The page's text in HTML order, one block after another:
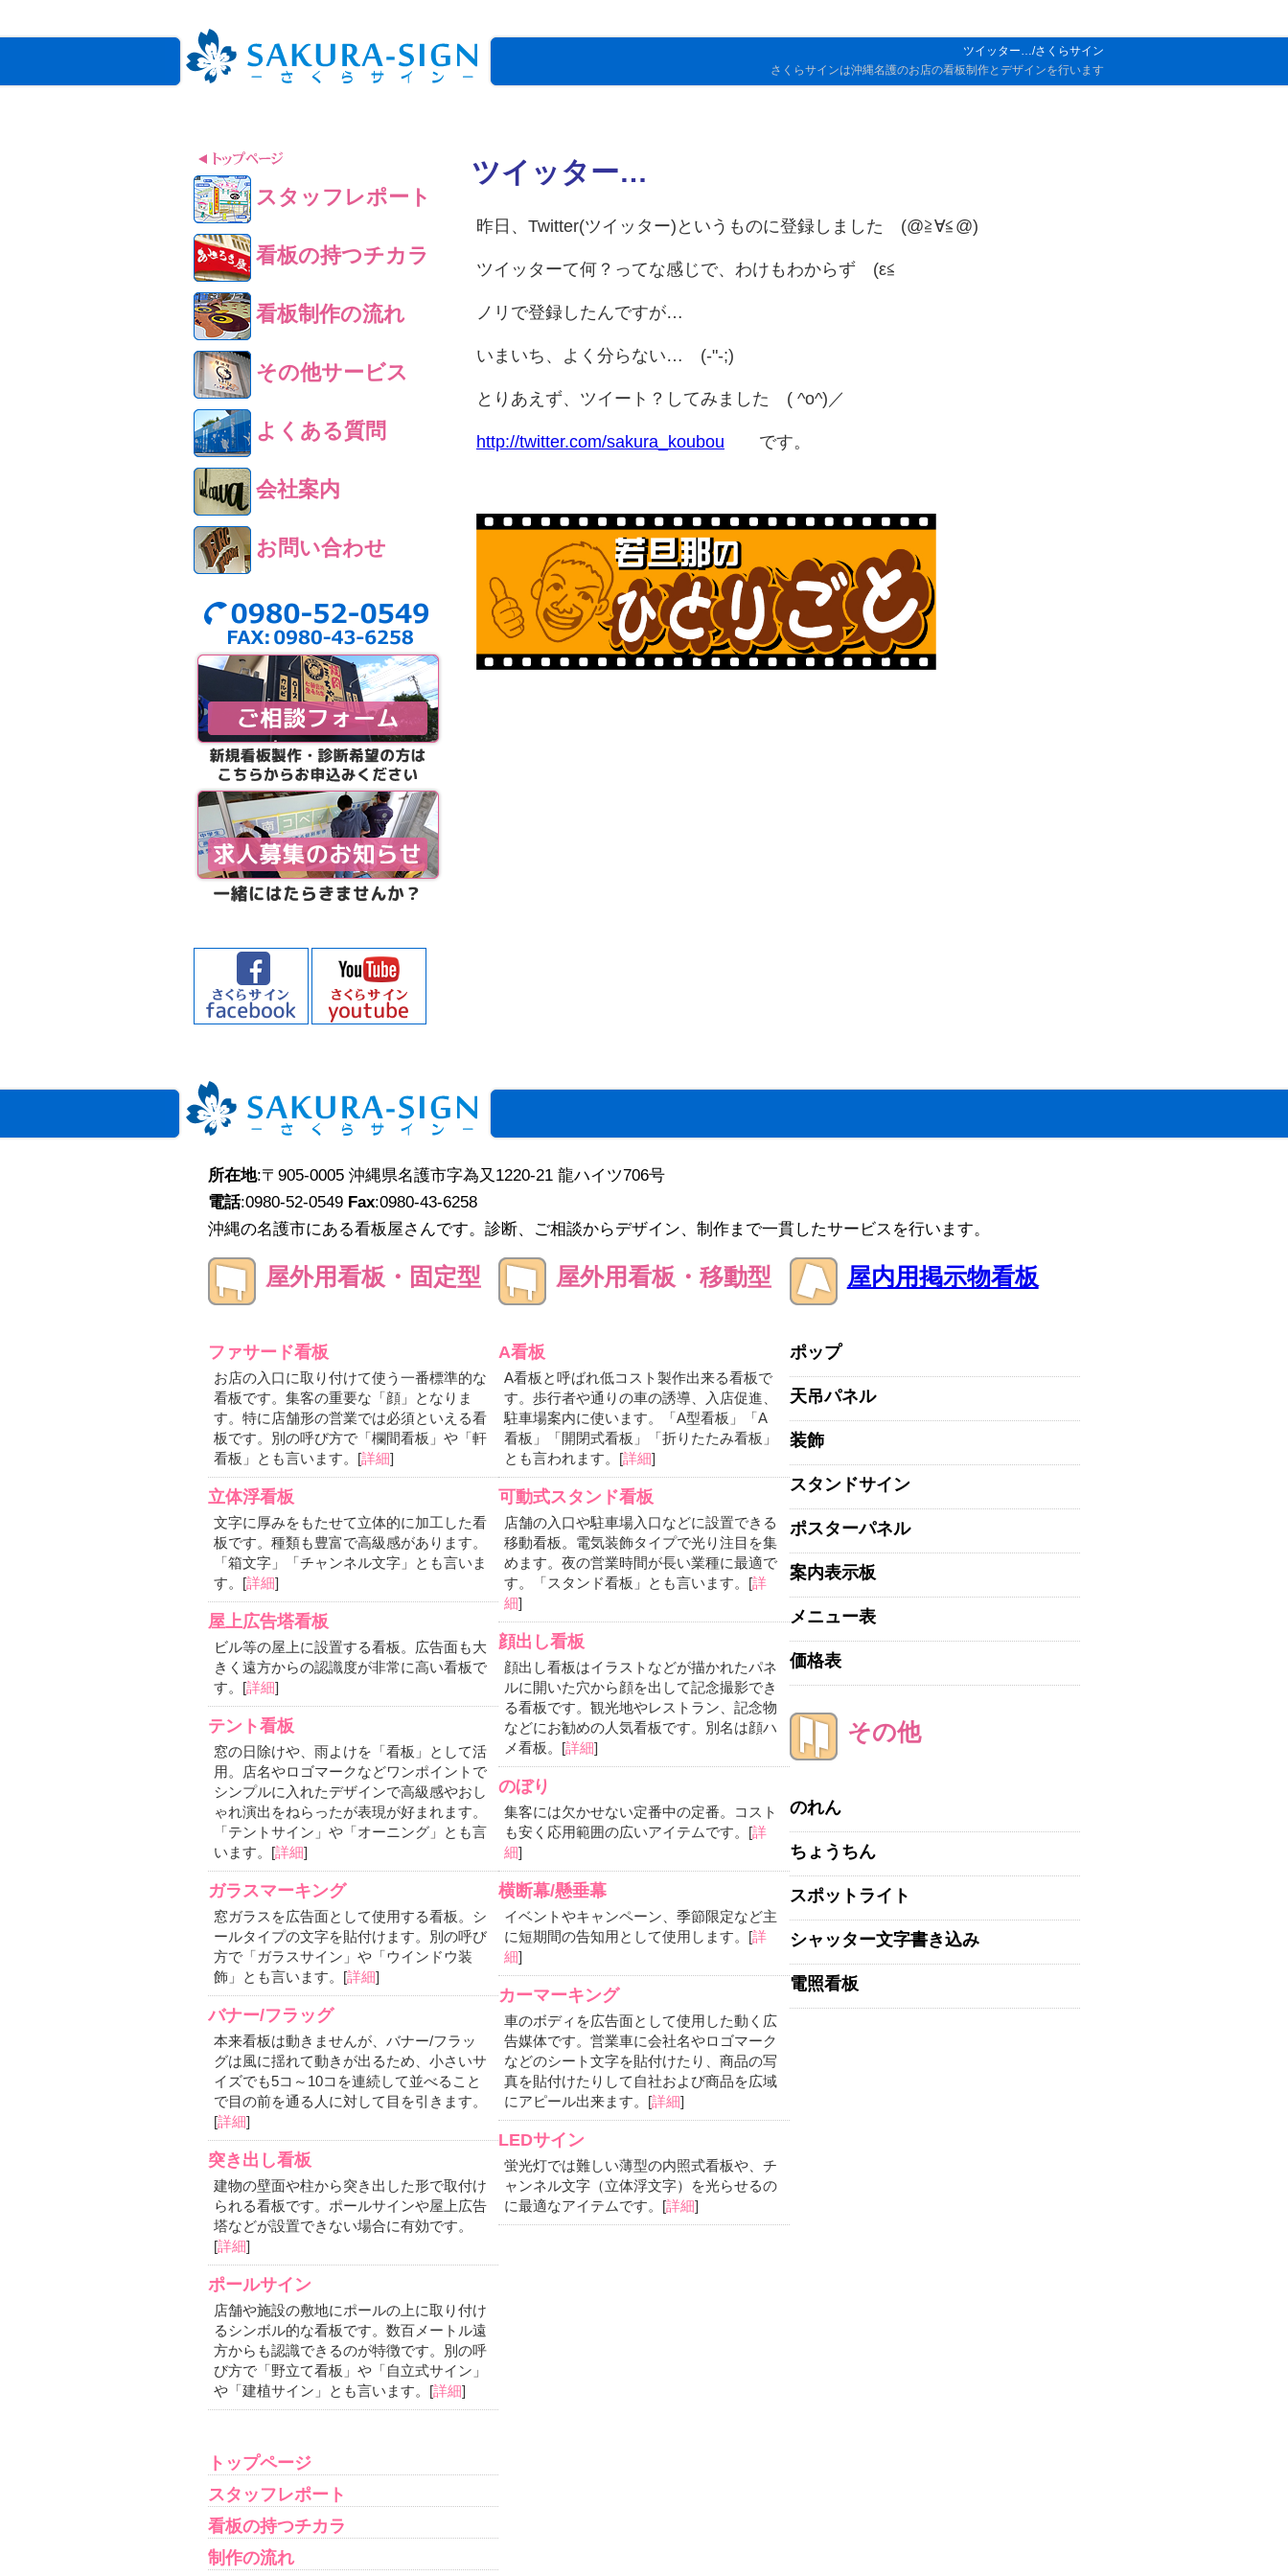
ツイッター…/さくらサイン
さくらサインは沖縄名護のお店の看板制作とデザインを行います
ツイッター…
昨日、Twitter(ツイッター)というものに登録しました (@≧∀≦@)
ツイッターて何？ってな感じで、わけもわからず (ε≦
ノリで登録したんですが…
いまいち、よく分らない… (-"-;)
とりあえず、ツイート？してみました ( ^o^)／
http://twitter.com/sakura_koubou です。
スタッフレポート
看板の持つチカラ
看板制作の流れ
その他サービス
よくある質問
会社案内
お問い合わせ
所在地:〒905-0005 沖縄県名護市字為又1220-21 龍ハイツ706号
電話:0980-52-0549 Fax:0980-43-6258
沖縄の名護市にある看板屋さんです。診断、ご相談からデザイン、制作まで一貫したサービスを行います。
屋外用看板・固定型
ファサード看板
お店の入口に取り付けて使う一番標準的な
看板です。集客の重要な「顔」となりま
す。特に店舗形の営業では必須といえる看
板です。別の呼び方で「欄間看板」や「軒
看板」とも言います。[詳細]
立体浮看板
文字に厚みをもたせて立体的に加工した看
板です。種類も豊富で高級感があります。
「箱文字」「チャンネル文字」とも言いま
す。[詳細]
屋上広告塔看板
ビル等の屋上に設置する看板。広告面も大
きく遠方からの認識度が非常に高い看板で
す。[詳細]
テント看板
窓の日除けや、雨よけを「看板」として活
用。店名やロゴマークなどワンポイントで
シンプルに入れたデザインで高級感やおし
ゃれ演出をねらったが表現が好まれます。
「テントサイン」や「オーニング」とも言
います。[詳細]
ガラスマーキング
窓ガラスを広告面として使用する看板。シ
ールタイプの文字を貼付けます。別の呼び
方で「ガラスサイン」や「ウインドウ装
飾」とも言います。[詳細]
バナー/フラッグ
本来看板は動きませんが、バナー/フラッ
グは風に揺れて動きが出るため、小さいサ
イズでも5コ～10コを連続して並べること
で目の前を通る人に対して目を引きます。
[詳細]
突き出し看板
建物の壁面や柱から突き出した形で取付け
られる看板です。ポールサインや屋上広告
塔などが設置できない場合に有効です。
[詳細]
ポールサイン
店舗や施設の敷地にポールの上に取り付け
るシンボル的な看板です。数百メートル遠
方からも認識できるのが特徴です。別の呼
び方で「野立て看板」や「自立式サイン」
や「建植サイン」とも言います。[詳細]
屋外用看板・移動型
A看板
A看板と呼ばれ低コスト製作出来る看板で
す。歩行者や通りの車の誘導、入店促進、
駐車場案内に使います。「A型看板」「A
看板」「開閉式看板」「折りたたみ看板」
とも言われます。[詳細]
可動式スタンド看板
店舗の入口や駐車場入口などに設置できる
移動看板。電気装飾タイプで光り注目を集
めます。夜の営業時間が長い業種に最適で
す。「スタンド看板」とも言います。[詳
細]
顔出し看板
顔出し看板はイラストなどが描かれたパネ
ルに開いた穴から顔を出して記念撮影でき
る看板です。観光地やレストラン、記念物
などにお勧めの人気看板です。別名は顔ハ
メ看板。[詳細]
のぼり
集客には欠かせない定番中の定番。コスト
も安く応用範囲の広いアイテムです。[詳
細]
横断幕/懸垂幕
イベントやキャンペーン、季節限定など主
に短期間の告知用として使用します。[詳
細]
カーマーキング
車のボディを広告面として使用した動く広
告媒体です。営業車に会社名やロゴマーク
などのシート文字を貼付けたり、商品の写
真を貼付けたりして自社および商品を広域
にアピール出来ます。[詳細]
LEDサイン
蛍光灯では難しい薄型の内照式看板や、チ
ャンネル文字（立体浮文字）を光らせるの
に最適なアイテムです。[詳細]
屋内用掲示物看板
ポップ
天吊パネル
装飾
スタンドサイン
ポスターパネル
案内表示板
メニュー表
価格表
その他
のれん
ちょうちん
スポットライト
シャッター文字書き込み
電照看板
トップページ
スタッフレポート
看板の持つチカラ
制作の流れ